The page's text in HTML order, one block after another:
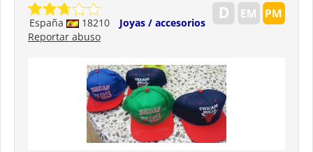
España 18210
Joyas / accesorios
Reportar abuso